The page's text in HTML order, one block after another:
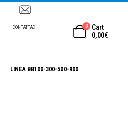
CONTATTACI 0
Cart
0,00€
LINEA BB100-300-500-900